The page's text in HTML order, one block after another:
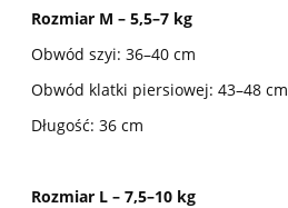
Rozmiar M – 5,5–7 kg
Obwód szyi: 36–40 cm
Obwód klatki piersiowej: 43–48 cm
Długość: 36 cm
Rozmiar L – 7,5–10 kg